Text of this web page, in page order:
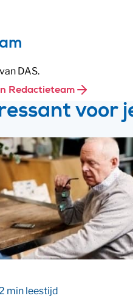
DAS.
Redactieteam
voor
min leestijd